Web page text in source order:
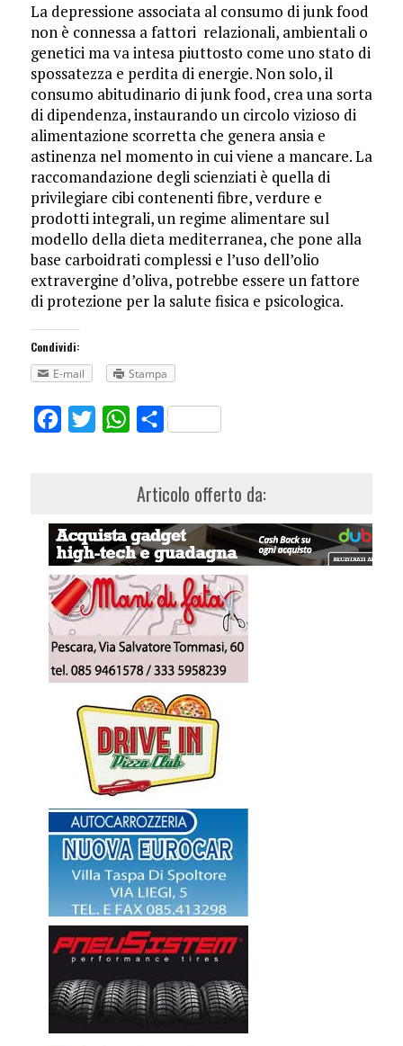
La depressione associata al consumo di junk food
non è connessa a fattori relazionali, ambientali o
genetici ma va intesa piuttosto come uno stato di
spossatezza e perdita di energie. Non solo, il
consumo abitudinario di junk food, crea una sorta
di dipendenza, instaurando un circolo vizioso di
alimentazione scorretta che genera ansia e
astinenza nel momento in cui viene a mancare. La
raccomandazione degli scienziati è quella di
privilegiare cibi contenenti fibre, verdure e
prodotti integrali, un regime alimentare sul
modello della dieta mediterranea, che pone alla
base carboidrati complessi e l’uso dell’olio
extravergine d’oliva, potrebbe essere un fattore
di protezione per la salute fisica e psicologica.
Condividi:
E-mail
Stampa
FacebookTwitterWhatsApp
Share
Articolo offerto da: